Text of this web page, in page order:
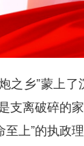
之乡”蒙上
离破碎的
上”的执政理